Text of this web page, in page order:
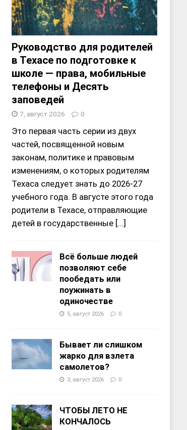
Руководство для родителей
в Техасе по подготовке к
школе — права, мобильные
телефоны и Десять
заповедей
7, август 2026 0
Это первая часть серии из двух
частей, посвященной новым
законам, политике и правовым
изменениям, о которых родителям
Техаса следует знать до 2026-27
учебного года. В августе этого года
родители в Техасе, отправляющие
детей в государственные [...]
Всё больше людей
позволяют себе
пообедать или
поужинать в
одиночестве
5, август 2026 0
Бывает ли слишком
жарко для взлета
самолетов?
3, август 2026 0
ЧТОБЫ ЛЕТО НЕ
КОНЧАЛОСЬ